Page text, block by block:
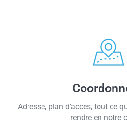
Adresse, plan d’accès, tout ce
rendre en notre